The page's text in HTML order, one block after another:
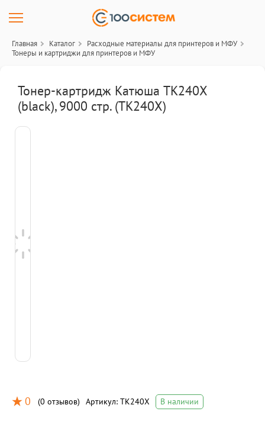
Главная Каталог
Расходные материалы для принтеров и МФУ
Тонеры и картриджи для принтеров и МФУ
Тонер-картридж Катюша TK240X
(black), 9000 стр. (TK240X)
0 (0 отзывов) Артикул: TK240X В наличии